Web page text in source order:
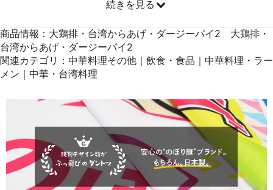
続きを見る
商品情報：大鶏排・台湾からあげ・ダージーパイ2 大鶏排・
台湾からあげ・ダージーパイ2
関連カテゴリ：中華料理その他｜飲食・食品｜中華料理・ラー
メン｜中華・台湾料理